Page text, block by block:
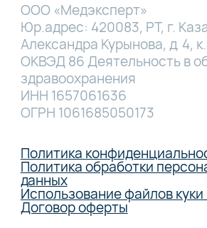
ООО «Медэксперт»
Юр.адрес: 420083, РТ, г.
Александра Курынова, д. 4,
ОКВЭД 86 Деятельность в
здравоохранения
ИНН 1657061636
ОГРН 1061685050173
Политика
Политика обработки
данных
Использование файлов
Договор оферты